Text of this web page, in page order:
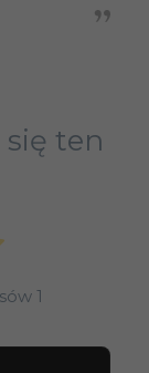
się ten
1